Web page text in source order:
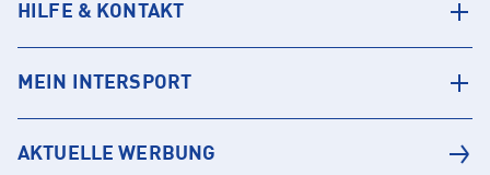
HILFE & KONTAKT
MEIN INTERSPORT
AKTUELLE WERBUNG